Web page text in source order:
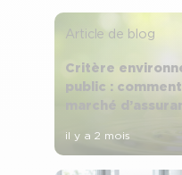
Article de blog
Critère
public : comment
marché
il y a 2 mois